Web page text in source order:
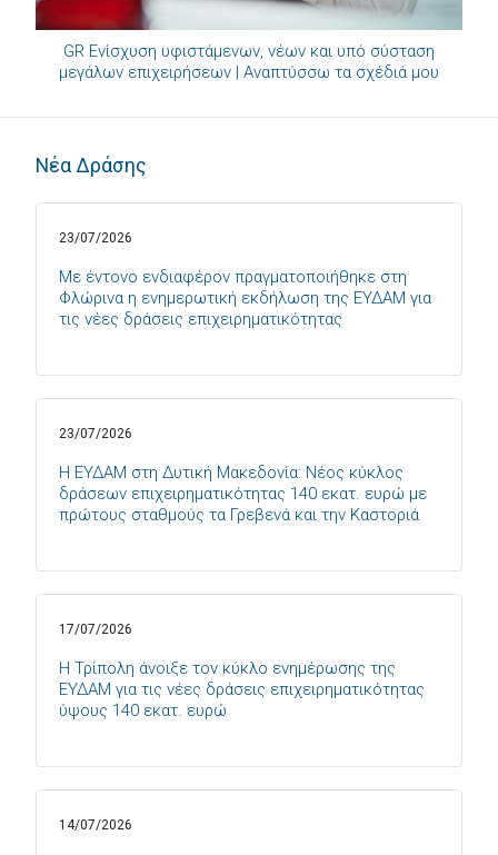
GR Ενίσχυση υφιστάμενων, νέων και υπό σύσταση
μεγάλων επιχειρήσεων | Αναπτύσσω τα σχέδιά μου
Νέα Δράσης
Με έντονο ενδιαφέρον πραγματοποιήθηκε στη
Φλώρινα η ενημερωτική εκδήλωση της ΕΥΔΑΜ για
τις νέες δράσεις επιχειρηματικότητας
23/07/2026
Η ΕΥΔΑΜ στη Δυτική Μακεδονία: Νέος κύκλος
δράσεων επιχειρηματικότητας 140 εκατ. ευρώ με
πρώτους σταθμούς τα Γρεβενά και την Καστοριά
23/07/2026
Η Τρίπολη άνοιξε τον κύκλο ενημέρωσης της
ΕΥΔΑΜ για τις νέες δράσεις επιχειρηματικότητας
ύψους 140 εκατ. ευρώ
17/07/2026
14/07/2026